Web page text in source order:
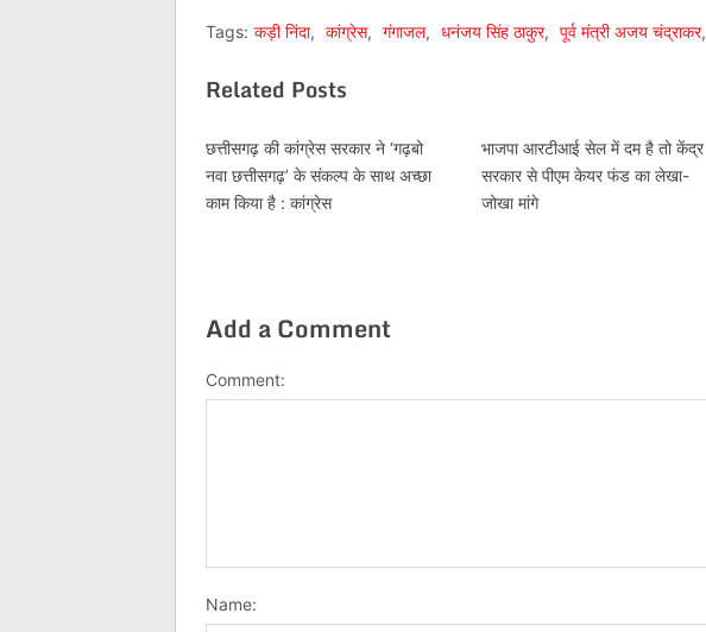
Tags: कड़ी निंदा, कांग्रेस, गंगाजल, धनंजय सिंह ठाकुर, पूर्व मंत्री अजय चंद्राकर,
Related Posts
छत्तीसगढ़ की कांग्रेस सरकार ने ‘गढ़बो
नवा छत्तीसगढ़’ के संकल्प के साथ अच्छा
काम किया है : कांग्रेस
भाजपा आरटीआई सेल में दम है तो केंद्र
सरकार से पीएम केयर फंड का लेखा-
जोखा मांगे
Add a Comment
Comment:
Name: